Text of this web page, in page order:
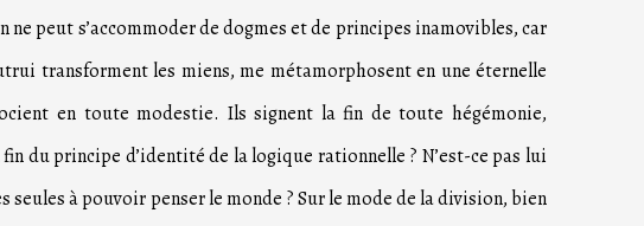
peut s’accommoder de dogmes et de principes inamovibles, car
transforment les miens, me métamorphosent en une éternelle
en toute modestie. Ils signent la fin de toute hégémonie,
du principe d’identité de la logique rationnelle ? N’est-ce pas lui
à pouvoir penser le monde ? Sur le mode de la division, bien